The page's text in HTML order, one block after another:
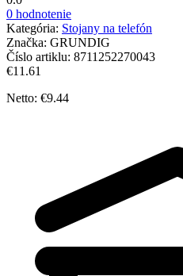
0 hodnotenie
Kategória: Stojany na telefón
Značka: GRUNDIG
Číslo artiklu: 8711252270043
€11.61
Netto: €9.44